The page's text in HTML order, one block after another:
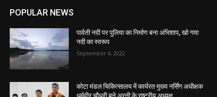
POPULAR NEWS
पार्वती नदी पर पुलिया का निर्माण बना अभिशाप, खो गया
नदी का स्वरूप
September 4, 2022
कोटा मंडल चिकित्सालय में कार्यरत मुख्य नर्सिंग अधीक्षक